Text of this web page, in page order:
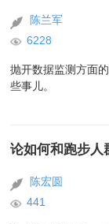
陈兰军
6228
抛开数据监测方面
些事儿。
论如何和跑步人
陈宏圆
441